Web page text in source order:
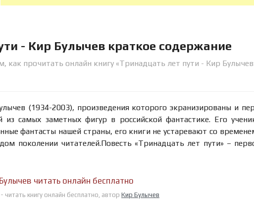
- Кир Булычев краткое содержание
как прочитать онлайн книгу «Тринадцать лет пути - Кир
(1934-2003), произведения которого экранизированы и
из самых заметных фигур в российской фантастике. Его
фантасты нашей страны, его книги не устаревают со
поколении читателей.Повесть «Тринадцать лет пути» –
читать онлайн бесплатно
книгу онлайн бесплатно, автор Кир Булычев